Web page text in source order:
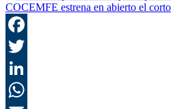
COCEMFE estrena en abierto el